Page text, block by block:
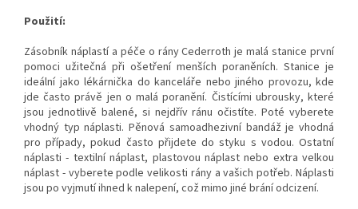
Použití:
Zásobník náplastí a péče o rány Cederroth jemalá stanice první
pomoci užitečná při ošetření menších poraněních. Stanice je
ideální jako lékárnička do kanceláře nebo jiného provozu, kde
jde často právě jen o malá poranění. Čistícími ubrousky, které
jsou jednotlivě balené, si nejdřív ránu očistíte. Poté vyberete
vhodný typ náplasti.Pěnová samoadhezivní bandáž je vhodná
pro případy, pokud často přijdete do styku s vodou. Ostatní
náplasti - textilní náplast, plastovou náplast nebo extra velkou
náplast - vyberete podle velikosti rány a vašich potřeb. Náplasti
jsou po vyjmutí ihned k nalepení, což mimo jiné brání odcizení.